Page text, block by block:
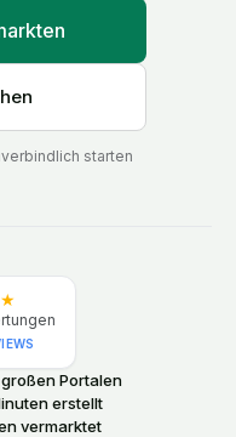
starten
Portalen
erstellt
vermarktet